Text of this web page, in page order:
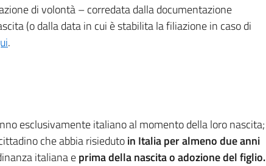
di volontà – corredata dalla documentazione
(o dalla data in cui è stabilita la filiazione in caso di
.
esclusivamente italiano al momento della loro nascita;
che abbia risiedutoin Italia per almeno due anni
italiana eprima della nascita o adozione del figlio.